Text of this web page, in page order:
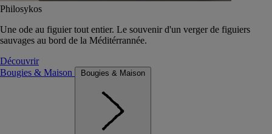
Philosykos
Une ode au figuier tout entier. Le souvenir d'un verger de figuiers
sauvages au bord de la Méditérrannée.
Découvrir
Bougies & Maison
Bougies & Maison